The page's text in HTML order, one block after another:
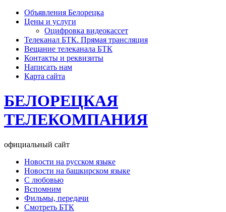
Объявления Белорецка
Цены и услуги
Оцифровка видеокассет
Телеканал БТК. Прямая трансляция
Вещание телеканала БТК
Контакты и реквизиты
Написать нам
Карта сайта
БЕЛОРЕЦКАЯ
ТЕЛЕКОМПАНИЯ
официальный сайт
Новости на русском языке
Новости на башкирском языке
С любовью
Вспомним
Фильмы, передачи
Смотреть БТК